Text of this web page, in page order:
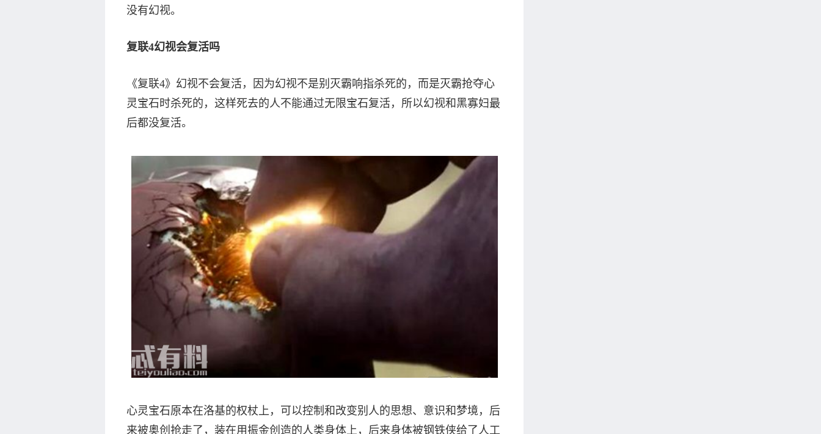
没有幻视。
复联4幻视会复活吗
《复联4》幻视不会复活，因为幻视不是别灭霸响指杀死的，而是灭霸抢夺心
灵宝石时杀死的，这样死去的人不能通过无限宝石复活，所以幻视和黑寡妇最
后都没复活。
心灵宝石原本在洛基的权杖上，可以控制和改变别人的思想、意识和梦境，后
来被奥创抢走了，装在用振金创造的人类身体上，后来身体被钢铁侠给了人工